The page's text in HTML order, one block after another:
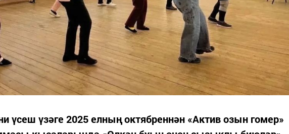
үсеш үзәге 2025 елның октябреннән «Актив озын гомер»